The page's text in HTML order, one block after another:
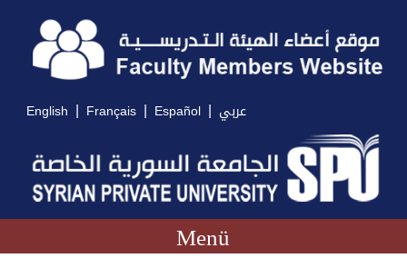
English | Français | Español | عربي
Menü